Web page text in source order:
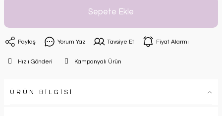
Sepete Ekle
Paylaş Yorum Yaz Tavsiye Et Fiyat Alarmı
Hızlı Gönderi Kampanyalı Ürün
ÜRÜN BİLGİSİ